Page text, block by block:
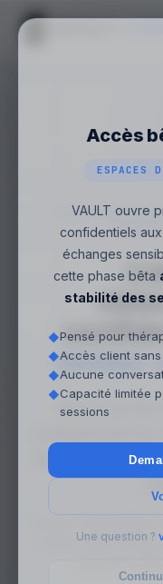
Accès
VAULT ouvre
confidentiels
échanges
cette phase bêta
stabilité des
◆Pensé pour
◆Accès client
◆Aucune
◆Capacité limitée
sessions
Une question ?
rendez-
VAULT
dans un espace
compte. Salle